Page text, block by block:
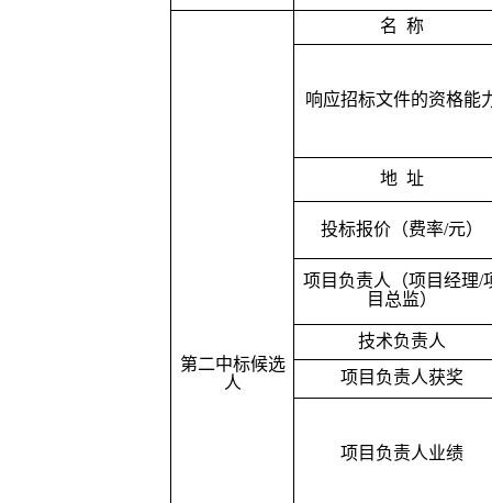
第二中标候选
人
名 称
响应招标文件的资格能
地 址
投标报价（费率/元）
项目负责人（项目经理/
目总监）
技术负责人
项目负责人获奖
项目负责人业绩